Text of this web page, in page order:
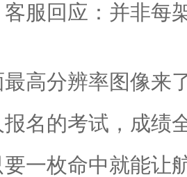
服回应：并非每
高分辨率图像来
名的考试，成绩
一枚命中就能让